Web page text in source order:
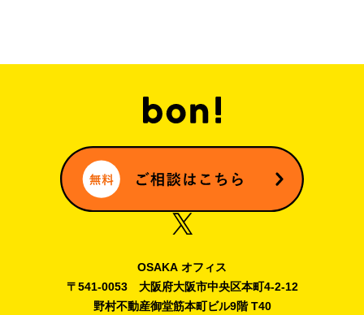
OSAKA オフィス
〒541-0053 大阪府大阪市中央区本町4-2-12
野村不動産御堂筋本町ビル9階 T40